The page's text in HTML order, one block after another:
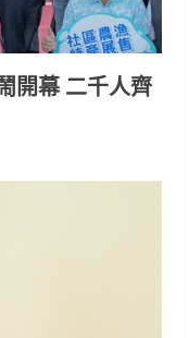
開幕 二千人齊